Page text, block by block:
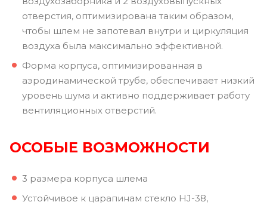
отверстия, оптимизирована таким образом,
чтобы шлем не запотевал внутри и циркуляция
воздуха была максимально эффективной.
Форма корпуса, оптимизированная в
аэродинамической трубе, обеспечивает низкий
уровень шума и активно поддерживает работу
вентиляционных отверстий.
ОСОБЫЕ ВОЗМОЖНОСТИ
3 размера корпуса шлема
Устойчивое к царапинам стекло HJ-38,